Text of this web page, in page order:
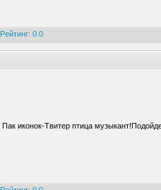
Рейтинг: 0.0
Пак иконок-Твитер птица